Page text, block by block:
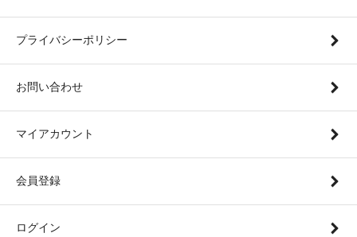
プライバシーポリシー
お問い合わせ
マイアカウント
会員登録
ログイン